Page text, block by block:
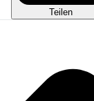
Teilen